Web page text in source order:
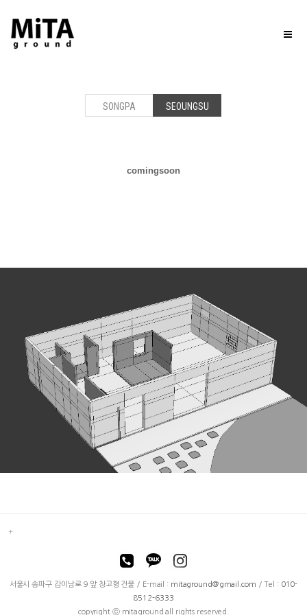
SONGPA SEOUNGSU
comingsoon
서울시 송파구 감이남로 9 앞 창고형 건물 / E-mail : mitaground@gmail.com / Tel : 010-
8512-6333
copyright ⓒ mitaground all rights reserved.